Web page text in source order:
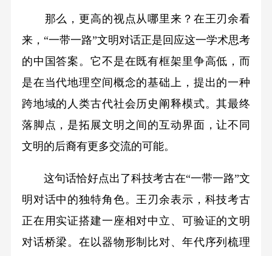
那么，更高的视点从哪里来？在王刃余看
来，“一带一路”文明对话正是回应这一学术思考
的中国答案。它不是在既有框架里争高低，而
是在当代地理空间概念的基础上，提出的一种
跨地域的人类古代社会历史阐释模式。其最终
落脚点，是拓展文明之间的互动界面，让不同
文明的后裔有更多交流的可能。
这句话恰好点出了科技考古在“一带一路”文
明对话中的独特角色。王刃余表示，科技考古
正在用实证搭建一座相对中立、可验证的文明
对话桥梁。在以器物形制比对、年代序列梳理